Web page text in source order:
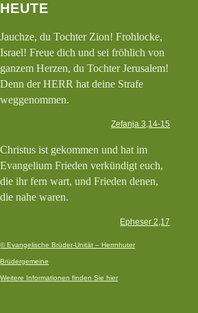
HEUTE
Jauchze, du Tochter Zion! Frohlocke,
Israel! Freue dich und sei fröhlich von
ganzem Herzen, du Tochter Jerusalem!
Denn der HERR hat deine Strafe
weggenommen.
Zefanja 3,14-15
Christus ist gekommen und hat im
Evangelium Frieden verkündigt euch,
die ihr fern wart, und Frieden denen,
die nahe waren.
Epheser 2,17
© Evangelische Brüder-Unität – Herrnhuter
Brüdergemeine
Weitere Informationen finden Sie hier